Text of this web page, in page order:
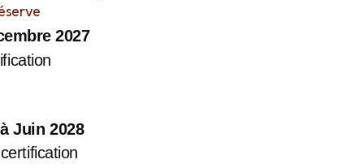
2027
Juin 2028